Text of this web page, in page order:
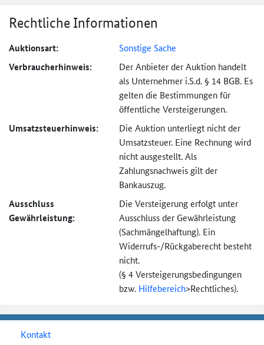
Rechtliche Informationen
Auktionsart: Sonstige Sache
Verbraucher­hinweis:
Der Anbieter der Auktion handelt
als Unternehmer i.S.d. § 14 BGB. Es
gelten die Bestimmungen für
öffentliche Versteigerungen.
Umsatzsteuer­hinweis:
Die Auktion unterliegt nicht der
Umsatzsteuer. Eine Rechnung wird
nicht ausgestellt. Als
Zahlungsnachweis gilt der
Bankauszug.
Ausschluss
Gewährleistung:
Die Versteigerung erfolgt unter
Ausschluss der Gewährleistung
(Sachmängel­haftung). Ein
Widerrufs-/Rückgaberecht besteht
nicht.
(§ 4 Versteigerungs­bedingungen
bzw. Hilfebereich>Rechtliches).
Kontakt